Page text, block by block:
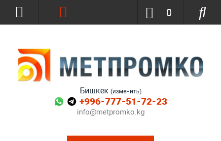
Бишкек (изменить)
+996-777-51-72-23
info@metpromko.kg
0